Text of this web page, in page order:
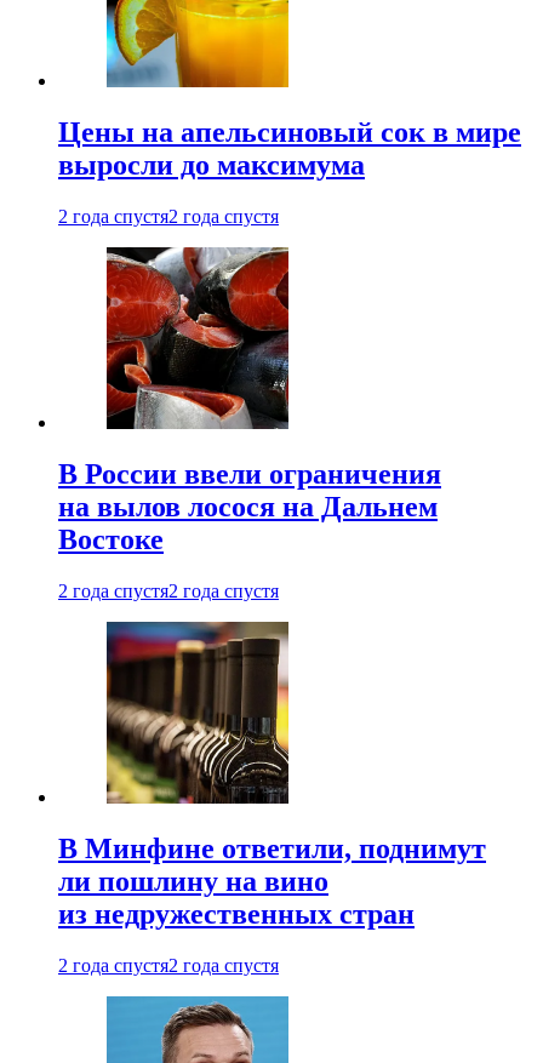
Цены на апельсиновый сок в мире
выросли до максимума
2 года спустя2 года спустя
В России ввели ограничения
на вылов лосося на Дальнем
Востоке
2 года спустя2 года спустя
В Минфине ответили, поднимут
ли пошлину на вино
из недружественных стран
2 года спустя2 года спустя